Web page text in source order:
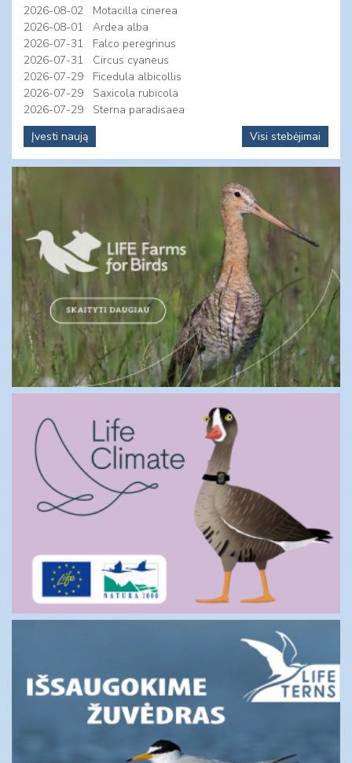
2026-08-02
Motacilla cinerea
2026-08-01
Ardea alba
2026-07-31
Falco peregrinus
2026-07-31
Circus cyaneus
2026-07-29
Ficedula albicollis
2026-07-29
Saxicola rubicola
2026-07-29
Sterna paradisaea
Įvesti naują
Visi stebėjimai